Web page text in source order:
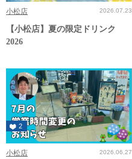
小松店 2026.07.23
【小松店】夏の限定ドリンク
2026
2
小松店 2026.06.27